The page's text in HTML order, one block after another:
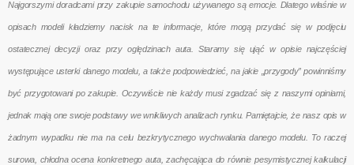
Najgorszymi doradcami przy zakupie samochodu używanego są emocje. Dlatego właśnie w
opisach modeli kładziemy nacisk na te informacje, które mogą przydać się w podjęciu
ostatecznej decyzji oraz przy oględzinach auta. Staramy się ująć w opisie najczęściej
występujące usterki danego modelu, a także podpowiedzieć, na jakie „przygody” powinniśmy
być przygotowani po zakupie. Oczywiście nie każdy musi zgadzać się z naszymi opiniami,
jednak mają one swoje podstawy we wnikliwych analizach rynku. Pamiętajcie, że nasz opis w
żadnym wypadku nie ma na celu bezkrytycznego wychwalania danego modelu. To raczej
surowa, chłodna ocena konkretnego auta, zachęcająca do równie pesymistycznej kalkulacji